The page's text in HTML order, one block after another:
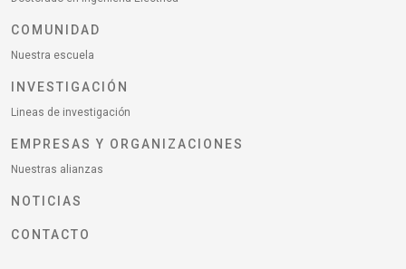
COMUNIDAD
Nuestra escuela
INVESTIGACIÓN
Lineas de investigación
EMPRESAS Y ORGANIZACIONES
Nuestras alianzas
NOTICIAS
CONTACTO